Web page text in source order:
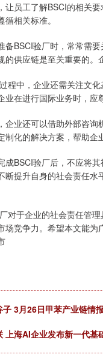
让员工了解BSCI的相关
相关标准。
备BSCI验厂时，常常需
的供应链是至关重要的。
程中，企业还需关注文
业在进行国际业务时，应
企业还可以借助外部咨
制化的解决方案，帮助企
成BSCI验厂后，不应将
断提升自身的社会责任
对于企业的社会责任管
场竞争力。希望本文能为
子 3月26日甲苯产业链情
上海AI企业发布新一代